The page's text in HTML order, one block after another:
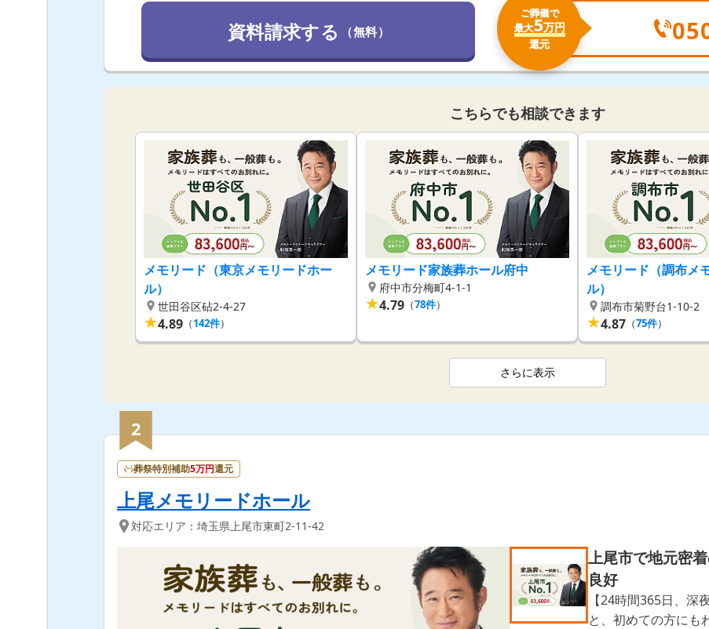
資料請求する （無料）
ご葬儀で
最大5万円
還元
こちらでも相談できます
メモリード（東京メモリードホー
ル）
世田谷区砧2-4-27
★4.89 （142件）
メモリード家族葬ホール府中
府中市分梅町4-1-1
★4.79 （78件）
メモリード（調布メ
ル）
調布市菊野台1-10-2
★4.87 （75件）
さらに表示
2
葬祭特別補助5万円還元
上尾メモリードホール
対応エリア： 埼玉県上尾市東町2-11-42
上尾市で地元密
良好
【24時間365日、
と、初めての方にも